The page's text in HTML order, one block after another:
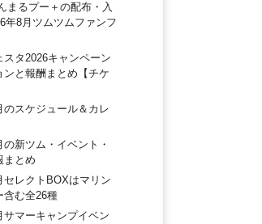
まるプー＋の配布・入
年8月ツムツムファンフ
タ2026キャンペーン
と報酬まとめ【チケ
のスケジュール＆カレ
新ツム・イベント・
まとめ
セレクトBOXはマリン
含む全26種
サマーキャンプイベン